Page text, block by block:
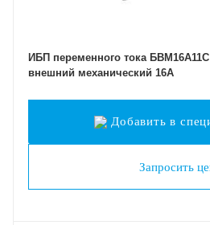
ИБП переменного тока
внешний механический 16A
Добавить в
Запросить